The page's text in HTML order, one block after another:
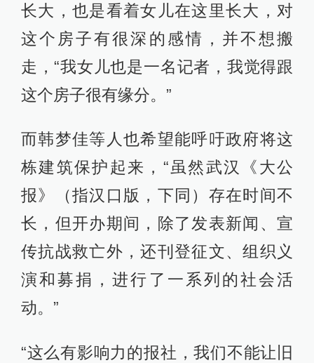
长大，也是看着女儿在这里长大，对
这个房子有很深的感情，并不想搬
走，“我女儿也是一名记者，我觉得跟
这个房子很有缘分。”
而韩梦佳等人也希望能呼吁政府将这
栋建筑保护起来，“虽然武汉《大公
报》（指汉口版，下同）存在时间不
长，但开办期间，除了发表新闻、宣
传抗战救亡外，还刊登征文、组织义
演和募捐，进行了一系列的社会活
动。”
“这么有影响力的报社，我们不能让旧